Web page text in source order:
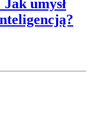
umysł